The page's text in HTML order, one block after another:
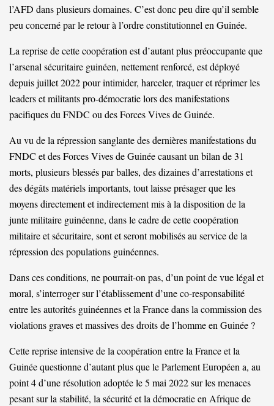
l’AFD dans plusieurs domaines. C’est donc peu dire qu’il semble
peu concerné par le retour à l’ordre constitutionnel en Guinée.
La reprise de cette coopération est d’autant plus préoccupante que
l’arsenal sécuritaire guinéen, nettement renforcé, est déployé
depuis juillet 2022 pour intimider, harceler, traquer et réprimer les
leaders et militants pro-démocratie lors des manifestations
pacifiques du FNDC ou des Forces Vives de Guinée.
Au vu de la répression sanglante des dernières manifestations du
FNDC et des Forces Vives de Guinée causant un bilan de 31
morts, plusieurs blessés par balles, des dizaines d’arrestations et
des dégâts matériels importants, tout laisse présager que les
moyens directement et indirectement mis à la disposition de la
junte militaire guinéenne, dans le cadre de cette coopération
militaire et sécuritaire, sont et seront mobilisés au service de la
répression des populations guinéennes.
Dans ces conditions, ne pourrait-on pas, d’un point de vue légal et
moral, s’interroger sur l’établissement d’une co-responsabilité
entre les autorités guinéennes et la France dans la commission des
violations graves et massives des droits de l’homme en Guinée ?
Cette reprise intensive de la coopération entre la France et la
Guinée questionne d’autant plus que le Parlement Européen a, au
point 4 d’une résolution adoptée le 5 mai 2022 sur les menaces
pesant sur la stabilité, la sécurité et la démocratie en Afrique de